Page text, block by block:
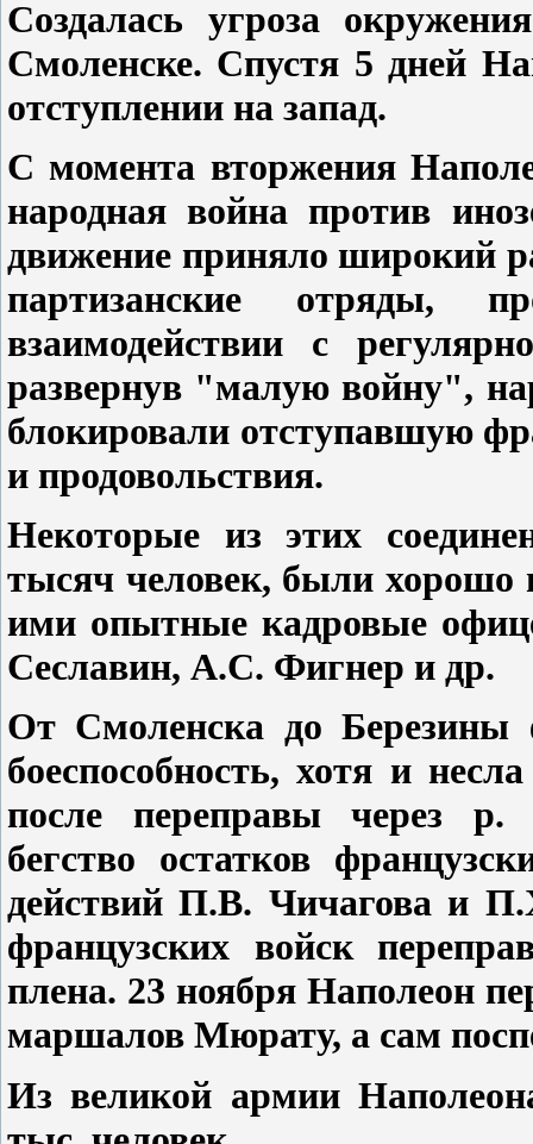
Создалась угроза
Смоленске. Спустя 5 дней
отступлении на запад.
С момента вторжения
народная война против
движение приняло широкий
партизанские отряды,
взаимодействии с
развернув "малую войну",
блокировали отступавшую
и продовольствия.
Некоторые из этих
тысяч человек, были
ими опытные кадровые
Сеславин, А.С. Фигнер и др.
От Смоленска до Березины
боеспособность, хотя и
после переправы через р.
бегство остатков
действий П.В. Чичагова и
французских войск
плена. 23 ноября Наполеон
маршалов Мюрату, а сам
Из великой армии